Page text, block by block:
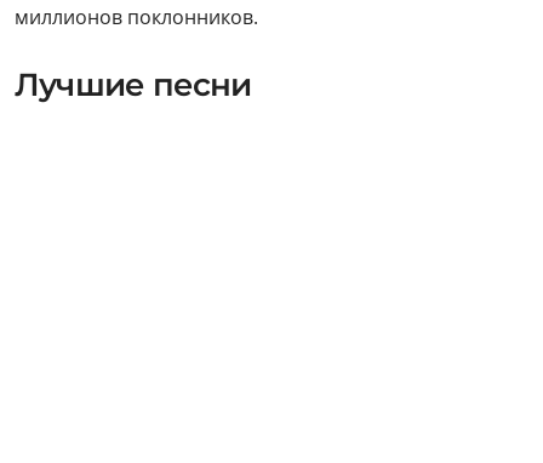
миллионов поклонников.
Лучшие песни